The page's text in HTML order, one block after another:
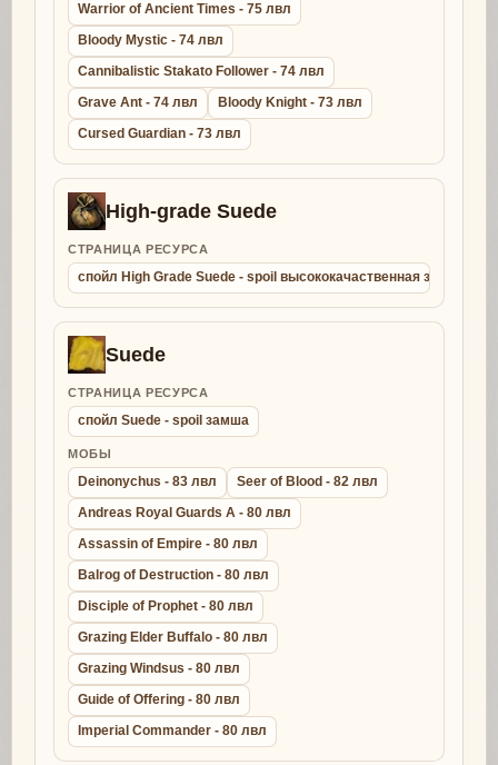
Warrior of Ancient Times - 75 лвл
Bloody Mystic - 74 лвл
Cannibalistic Stakato Follower - 74 лвл
Grave Ant - 74 лвл
Bloody Knight - 73 лвл
Cursed Guardian - 73 лвл
High-grade Suede
СТРАНИЦА РЕСУРСА
спойл High Grade Suede - spoil высококачаственная замша
Suede
СТРАНИЦА РЕСУРСА
спойл Suede - spoil замша
МОБЫ
Deinonychus - 83 лвл
Seer of Blood - 82 лвл
Andreas Royal Guards A - 80 лвл
Assassin of Empire - 80 лвл
Balrog of Destruction - 80 лвл
Disciple of Prophet - 80 лвл
Grazing Elder Buffalo - 80 лвл
Grazing Windsus - 80 лвл
Guide of Offering - 80 лвл
Imperial Commander - 80 лвл